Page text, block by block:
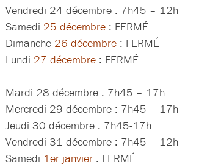
Vendredi 24 décembre : 7h45 – 12h
Samedi 25 décembre: FERMÉ
Dimanche 26 décembre: FERMÉ
Lundi 27 décembre: FERMÉ
Mardi 28 décembre : 7h45 – 17h
Mercredi 29 décembre : 7h45 – 17h
Jeudi 30 décembre : 7h45-17h
Vendredi 31 décembre : 7h45 – 12h
Samedi 1er janvier: FERMÉ